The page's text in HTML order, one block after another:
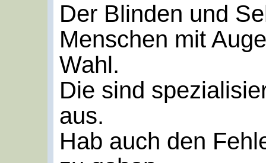
Der Blinden und
Menschen mit
Wahl.
Die sind
aus.
Hab auch den